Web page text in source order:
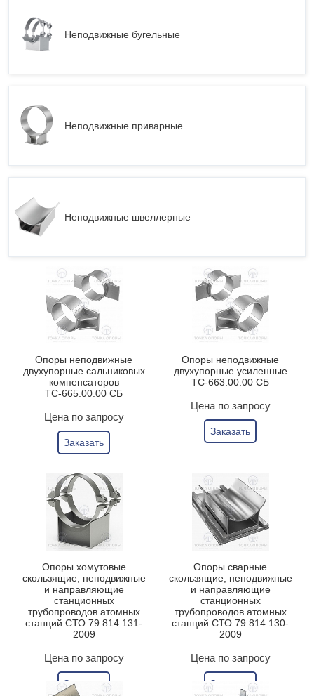
Неподвижные бугельные
Неподвижные приварные
Неподвижные швеллерные
Опоры неподвижные
двухупорные сальниковых
компенсаторов
ТС-665.00.00 СБ
Цена по запросу
Заказать
Опоры неподвижные
двухупорные усиленные
ТС-663.00.00 СБ
Цена по запросу
Заказать
Опоры хомутовые
скользящие, неподвижные
и направляющие
станционных
трубопроводов атомных
станций СТО 79.814.131-
2009
Цена по запросу
Заказать
Опоры сварные
скользящие, неподвижные
и направляющие
станционных
трубопроводов атомных
станций СТО 79.814.130-
2009
Цена по запросу
Заказать